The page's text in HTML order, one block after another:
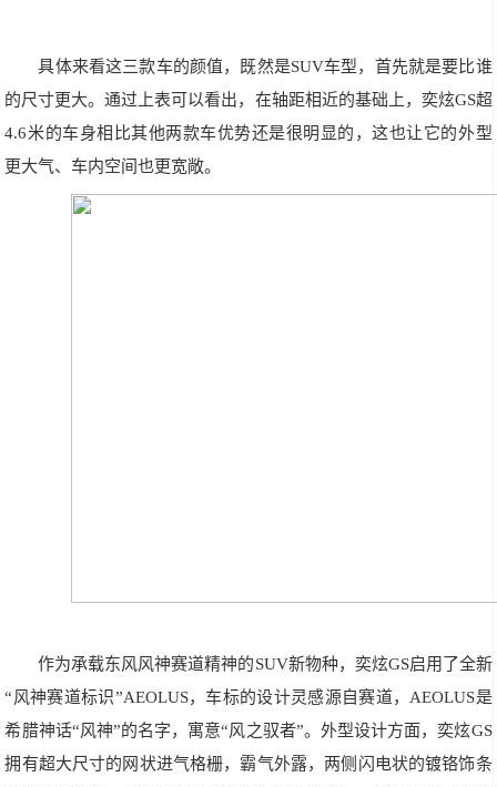
具体来看这三款车的颜值，既然是SUV车型，首先就是要比谁
的尺寸更大。通过上表可以看出，在轴距相近的基础上，奕炫GS超
4.6米的车身相比其他两款车优势还是很明显的，这也让它的外型
更大气、车内空间也更宽敞。
作为承载东风风神赛道精神的SUV新物种，奕炫GS启用了全新
“风神赛道标识”AEOLUS，车标的设计灵感源自赛道，AEOLUS是
希腊神话“风神”的名字，寓意“风之驭者”。外型设计方面，奕炫GS
拥有超大尺寸的网状进气格栅，霸气外露，两侧闪电状的镀铬饰条